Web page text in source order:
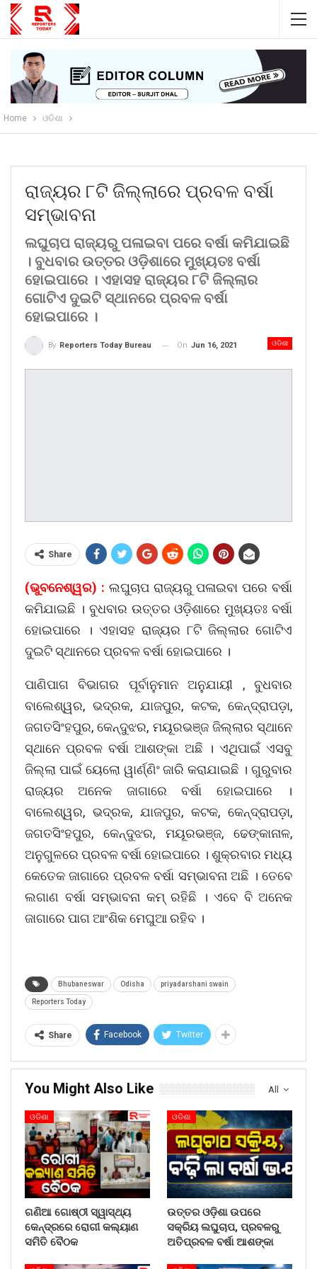
Home ଓଡିଶା
ରାଜ୍ୟର ୮ଟି ଜିଲ୍ଲାରେ ପ୍ରବଳ ବର୍ଷା
ସମ୍ଭାବନା
ଲଘୁଚାପ ରାଜ୍ୟରୁ ପଳାଇବା ପରେ ବର୍ଷା କମିଯାଇଛି
। ବୁଧବାର ଉତ୍ତର ଓଡ଼ିଶାରେ ମୁଖ୍ୟତଃ ବର୍ଷା
ହୋଇପାରେ । ଏହାସହ ରାଜ୍ୟର ୮ଟି ଜିଲ୍ଲାର
ଗୋଟିଏ ଦୁଇଟି ସ୍ଥାନରେ ପ୍ରବଳ ବର୍ଷା
ହୋଇପାରେ ।
ଓଡିଶା
By Reporters Today Bureau On Jun 16, 2021
Share
(ଭୁବନେଶ୍ୱର) : ଲଘୁଚାପ ରାଜ୍ୟରୁ ପଳାଇବା ପରେ ବର୍ଷା
କମିଯାଇଛି । ବୁଧବାର ଉତ୍ତର ଓଡ଼ିଶାରେ ମୁଖ୍ୟତଃ ବର୍ଷା
ହୋଇପାରେ । ଏହାସହ ରାଜ୍ୟର ୮ଟି ଜିଲ୍ଲାର ଗୋଟିଏ
ଦୁଇଟି ସ୍ଥାନରେ ପ୍ରବଳ ବର୍ଷା ହୋଇପାରେ ।
ପାଣିପାଗ ବିଭାଗର ପୂର୍ବାନୁମାନ ଅନୁଯାୟୀ , ବୁଧବାର
ବାଲେଶ୍ୱର, ଭଦ୍ରକ, ଯାଜପୁର, କଟକ, କେନ୍ଦ୍ରାପଡ଼ା,
ଜଗତସିଂହପୁର, କେନ୍ଦୁଝର, ମୟୂରଭଞ୍ଜ ଜିଲ୍ଲାର ସ୍ଥାନେ
ସ୍ଥାନେ ପ୍ରବଳ ବର୍ଷା ଆଶଙ୍କା ଅଛି । ଏଥିପାଇଁ ଏସବୁ
ଜିଲ୍ଲା ପାଇଁ ୟେଲୋ ୱାର୍ଣ୍ଣିଂ ଜାରି କରାଯାଇଛି । ଗୁରୁବାର
ରାଜ୍ୟର ଅନେକ ଜାଗାରେ ବର୍ଷା ହୋଇପାରେ ।
ବାଲେଶ୍ୱର, ଭଦ୍ରକ, ଯାଜପୁର, କଟକ, କେନ୍ଦ୍ରାପଡ଼ା,
ଜଗତସିଂହପୁର, କେନ୍ଦୁଝର, ମୟୂରଭଞ୍ଜ, ଢେଙ୍କାନାଳ,
ଅନୁଗୁଳରେ ପ୍ରବଳ ବର୍ଷା ହୋଇପାରେ । ଶୁକ୍ରବାର ମଧ୍ୟ
କେତେକ ଜାଗାରେ ପ୍ରବଳ ବର୍ଷା ସମ୍ଭାବନା ଅଛି । ତେବେ
ଲଗାଣ ବର୍ଷା ସମ୍ଭାବନା କମ୍‌ ରହିଛି । ଏବେ ବି ଅନେକ
ଜାଗାରେ ପାଗ ଆଂଶିକ ମେଘୁଆ ରହିବ ।
Bhubaneswar Odisha priyadarshani swain
Reporters Today
Share Facebook Twitter
All
You Might Also Like
ଓଡିଶା
ଗଣିଆ ଗୋଷ୍ଠୀ ସ୍ୱାସ୍ଥ୍ୟ
କେନ୍ଦ୍ରରେ ରୋଗୀ କଲ୍ୟାଣ
ସମିତି ବୈଠକ
ଓଡିଶା
ଉତ୍ତର ଓଡ଼ିଶା ଉପରେ
ସକ୍ରିୟ ଲଘୁଚାପ, ପ୍ରବଳରୁ
ଅତିପ୍ରବଳ ବର୍ଷା ଆଶଙ୍କା